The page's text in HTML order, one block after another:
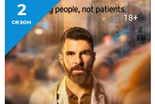
2
сезон 18+